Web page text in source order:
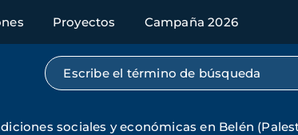
Proyectos Campaña 2026
Búsqueda por texto completo
sociales y económicas en Belén